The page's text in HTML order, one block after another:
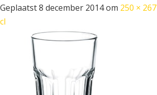
Geplaatst8 december 2014om 250 × 267
cl